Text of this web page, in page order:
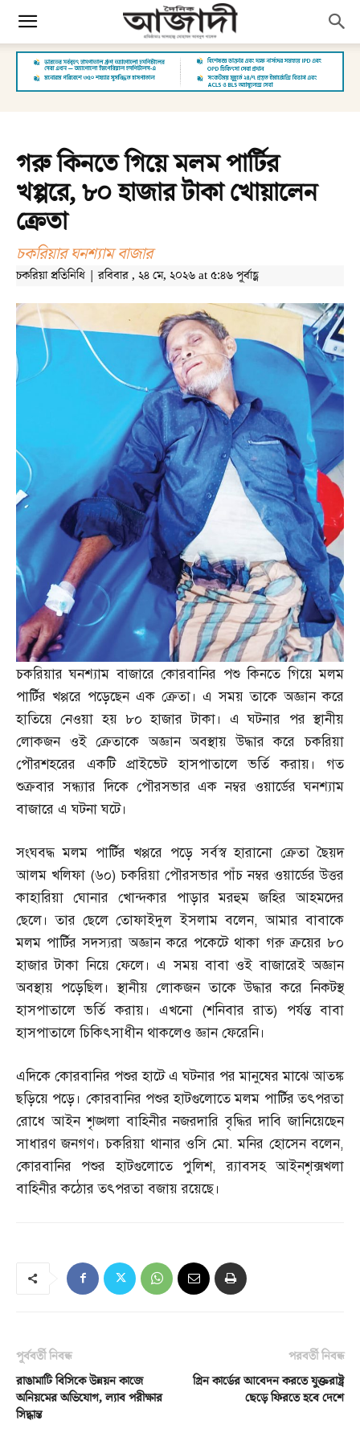
গরু কিনতে গিয়ে মলম পার্টির
খপ্পরে, ৮০ হাজার টাকা খোয়ালেন
ক্রেতা
চকরিয়ার ঘনশ্যাম বাজার
চকরিয়া প্রতিনিধি | রবিবার , ২৪ মে, ২০২৬ at ৫:৪৬ পূর্বাহ্ণ
চকরিয়ার ঘনশ্যাম বাজারে কোরবানির পশু কিনতে গিয়ে মলম
পার্টির খপ্পরে পড়েছেন এক ক্রেতা। এ সময় তাকে অজ্ঞান করে
হাতিয়ে নেওয়া হয় ৮০ হাজার টাকা। এ ঘটনার পর স্থানীয়
লোকজন ওই ক্রেতাকে অজ্ঞান অবস্থায় উদ্ধার করে চকরিয়া
পৌরশহরের একটি প্রাইভেট হাসপাতালে ভর্তি করায়। গত
শুক্রবার সন্ধ্যার দিকে পৌরসভার এক নম্বর ওয়ার্ডের ঘনশ্যাম
বাজারে এ ঘটনা ঘটে।
সংঘবদ্ধ মলম পার্টির খপ্পরে পড়ে সর্বস্ব হারানো ক্রেতা ছৈয়দ
আলম খলিফা (৬০)চকরিয়া পৌরসভার পাঁচ নম্বর ওয়ার্ডের উত্তর
কাহারিয়া ঘোনার খোন্দকার পাড়ার মরহুম জহির আহমদের
ছেলে। তার ছেলে তোফাইদুল ইসলাম বলেন,আমার বাবাকে
মলম পার্টির সদস্যরা অজ্ঞান করে পকেটে থাকা গরু ক্রয়ের ৮০
হাজার টাকা নিয়ে ফেলে। এ সময় বাবা ওই বাজারেই অজ্ঞান
অবস্থায় পড়েছিল। স্থানীয় লোকজন তাকে উদ্ধার করে নিকটস্থ
হাসপাতালে ভর্তি করায়। এখনো (শনিবার রাত) পর্যন্ত বাবা
হাসপাতালে চিকিৎসাধীন থাকলেও জ্ঞান ফেরেনি।
এদিকে কোরবানির পশুর হাটে এ ঘটনার পর মানুষের মাঝে আতঙ্ক
ছড়িয়ে পড়ে। কোরবানির পশুর হাটগুলোতে মলম পার্টির তৎপরতা
রোধে আইন শৃঙ্খলা বাহিনীর নজরদারি বৃদ্ধির দাবি জানিয়েছেন
সাধারণ জনগণ। চকরিয়া থানার ওসি মো.মনির হোসেন বলেন,
কোরবানির পশুর হাটগুলোতে পুলিশ,র‌্যাবসহ আইনশৃক্সখলা
বাহিনীর কঠোর তৎপরতা বজায় রয়েছে।
পূর্ববর্তী নিবন্ধ
রাঙামাটি বিসিকে উন্নয়ন কাজে
অনিয়মের অভিযোগ, ল্যাব পরীক্ষার
সিদ্ধান্ত
পরবর্তী নিবন্ধ
গ্রিন কার্ডের আবেদন করতে যুক্তরাষ্ট্র
ছেড়ে ফিরতে হবে দেশে